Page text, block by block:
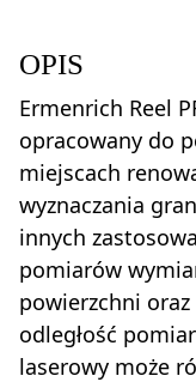
OPIS
Ermenrich Reel
opracowany do
miejscach
wyznaczania
innych
pomiarów
powierzchni
odległość
laserowy może